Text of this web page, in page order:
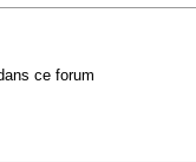
ce forum